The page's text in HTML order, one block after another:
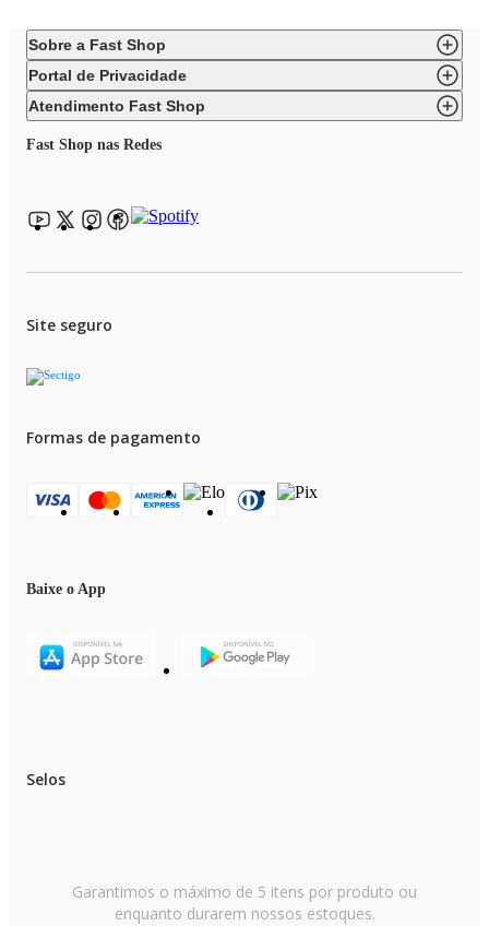
Sobre a Fast Shop
Portal de Privacidade
Atendimento Fast Shop
Fast Shop nas Redes
Site seguro
Formas de pagamento
Baixe o App
Selos
Garantimos o máximo de 5 itens por produto ou
enquanto durarem nossos estoques.